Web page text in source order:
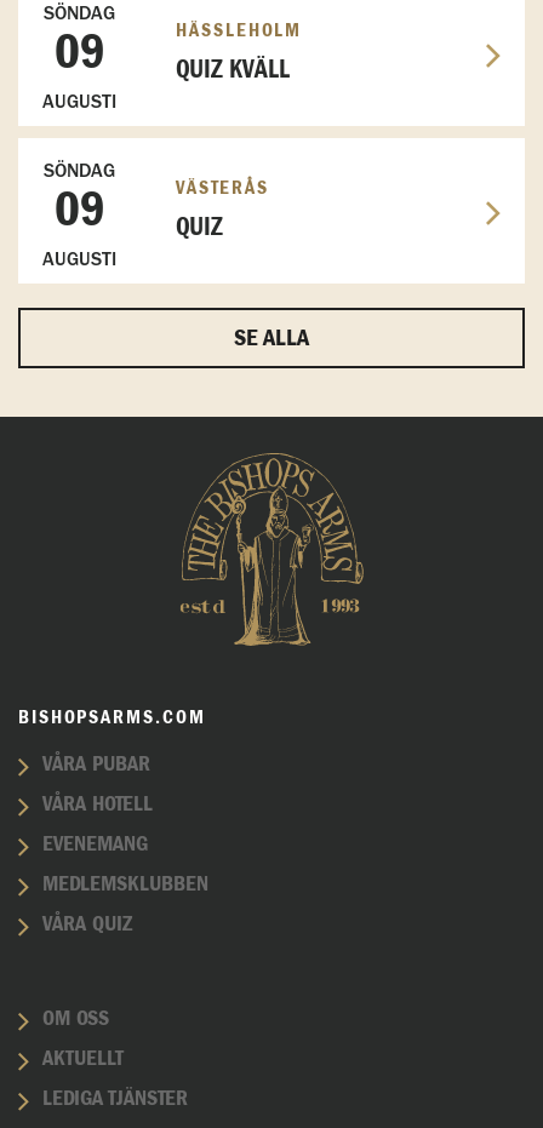
SÖNDAG
09
AUGUSTI
HÄSSLEHOLM
QUIZ KVÄLL
SÖNDAG
09
AUGUSTI
VÄSTERÅS
QUIZ
SE ALLA
BISHOPSARMS.COM
VÅRA PUBAR
VÅRA HOTELL
EVENEMANG
MEDLEMSKLUBBEN
VÅRA QUIZ
OM OSS
AKTUELLT
LEDIGA TJÄNSTER